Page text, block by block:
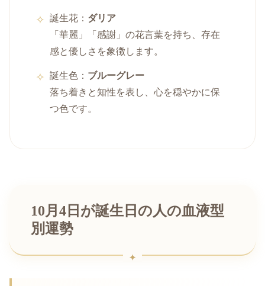
誕生花： ダリア
「華麗」「感謝」の花言葉を持ち、存在
感と優しさを象徴します。
誕生色： ブルーグレー
落ち着きと知性を表し、心を穏やかに保
つ色です。
10月4日が誕生日の人の血液型
別運勢